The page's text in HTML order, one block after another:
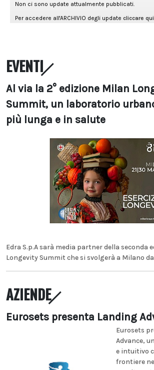
EVENTI
Al via la 2° edizione Milan
Summit, un laboratorio
più lunga e in salute
Edra S.p.A sarà media partner della seconda
Longevity Summit che si svolgerà a Milano dal
AZIENDE
Eurosets presenta Landing
Eurosets
Advance,
e intuitivo
frontiere